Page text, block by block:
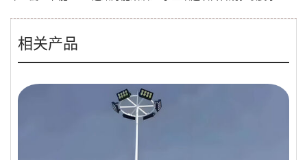
相关产品